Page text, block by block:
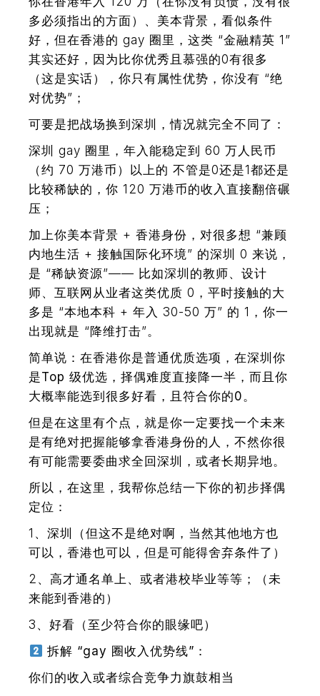
多必须指出的方面）、美本背景，看似条件
好，但在香港的 gay 圈里，这类 “金融精英 1”
其实还好，因为比你优秀且慕强的0有很多
（这是实话），你只有属性优势，你没有 “绝
对优势”；
可要是把战场换到深圳，情况就完全不同了：
深圳 gay 圈里，年入能稳定到 60 万人民币
（约 70 万港币）以上的 不管是0还是1都还是
比较稀缺的，你 120 万港币的收入直接翻倍碾
压；
加上你美本背景 + 香港身份，对很多想 “兼顾
内地生活 + 接触国际化环境” 的深圳 0 来说，
是 “稀缺资源”—— 比如深圳的教师、设计
师、互联网从业者这类优质 0，平时接触的大
多是 “本地本科 + 年入 30-50 万” 的 1，你一
出现就是 “降维打击”。
简单说：在香港你是普通优质选项，在深圳你
是Top 级优选，择偶难度直接降一半，而且你
大概率能选到很多好看，且符合你的0。
但是在这里有个点，就是你一定要找一个未来
是有绝对把握能够拿香港身份的人，不然你很
有可能需要委曲求全回深圳，或者长期异地。
所以，在这里，我帮你总结一下你的初步择偶
定位：
1、深圳（但这不是绝对啊，当然其他地方也
可以，香港也可以，但是可能得舍弃条件了）
2、高才通名单上、或者港校毕业等等；（未
来能到香港的）
3、好看（至少符合你的眼缘吧）
拆解 “gay 圈收入优势线”：
你们的收入或者综合竞争力旗鼓相当